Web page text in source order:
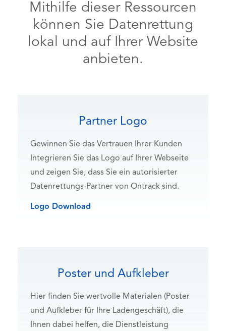
Mithilfe dieser Ressourcen
können Sie Datenrettung
lokal und auf Ihrer Website
anbieten.
Partner Logo
Gewinnen Sie das Vertrauen Ihrer Kunden
Integrieren Sie das Logo auf Ihrer Webseite
und zeigen Sie, dass Sie ein autorisierter
Datenrettungs-Partner von Ontrack sind.
Logo Download
Poster und Aufkleber
Hier finden Sie wertvolle Materialen (Poster
und Aufkleber für Ihre Ladengeschäft), die
Ihnen dabei helfen, die Dienstleistung